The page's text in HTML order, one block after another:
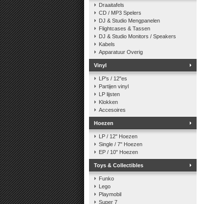
Draaitafels
CD / MP3 Spelers
DJ & Studio Mengpanelen
Flightcases & Tassen
DJ & Studio Monitors / Speakers
Kabels
Apparatuur Overig
Vinyl
LP's / 12"es
Partijen vinyl
LP lijsten
Klokken
Accesoires
Hoezen
LP / 12" Hoezen
Single / 7" Hoezen
EP / 10" Hoezen
Toys & Collectibles
Funko
Lego
Playmobil
Super 7